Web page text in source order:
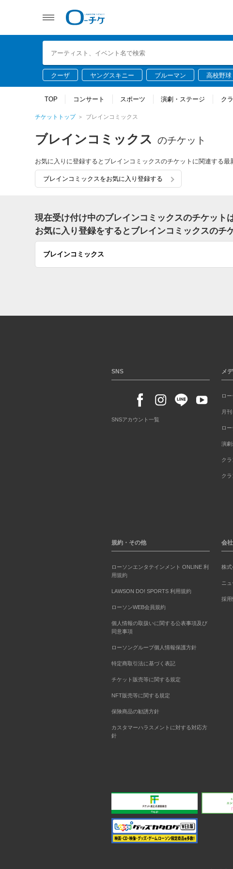
クーザ ヤングスキニー ブルーマン 高校野球
TOP コンサート スポーツ 演劇・ステージ ク
チケットトップ ブレインコミックス
ブレインコミックス のチケット
お気に入りに登録するとブレインコミックスのチケットに関連する最
ブレインコミックスをお気に入り登録する
現在受け付け中のブレインコミックスのチケット
お気に入り登録をするとブレインコミックスのチ
ブレインコミックス
SNS
SNSアカウント一覧
メ
ロ
月
ロ
演劇
クラ
ク
規約・その他
ローソンエンタテインメント ONLINE 利
用規約
LAWSON DO! SPORTS 利用規約
ローソンWEB会員規約
個人情報の取扱いに関する公表事項及び
同意事項
ローソングループ個人情報保護方針
特定商取引法に基づく表記
チケット販売等に関する規定
NFT販売等に関する規定
保険商品の勧誘方針
カスタマーハラスメントに対する対応方
針
会
株式
ニ
採用